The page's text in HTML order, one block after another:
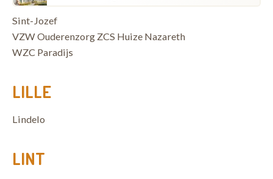
Sint-Jozef
VZW Ouderenzorg ZCS Huize Nazareth
WZC Paradijs
LILLE
Lindelo
LINT